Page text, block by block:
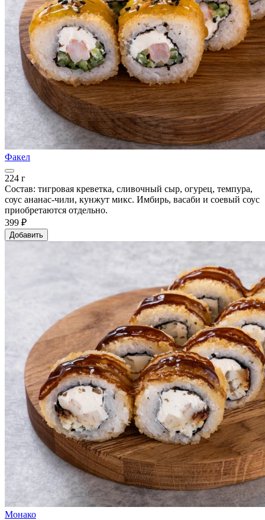
Факел
224 г
Состав: тигровая креветка, сливочный сыр, огурец, темпура,
соус ананас-чили, кунжут микс. Имбирь, васаби и соевый соус
приобретаются отдельно.
399 ₽
Добавить
Монако